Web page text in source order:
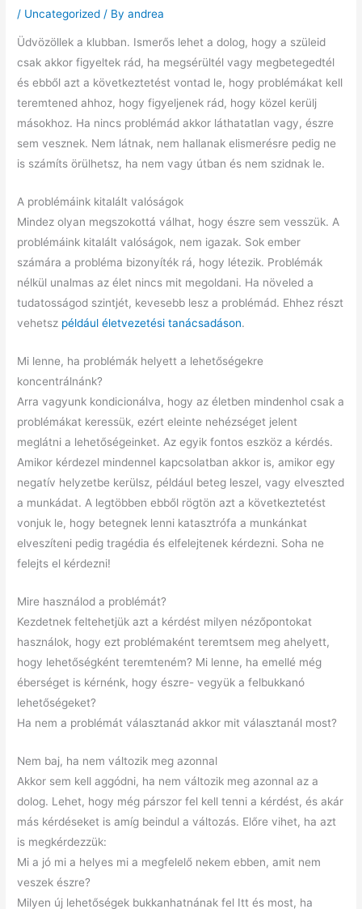
/ Uncategorized / Byandrea
Üdvözöllek a klubban. Ismerős lehet a dolog, hogy a szüleid
csak akkor figyeltek rád, ha megsérültél vagy megbetegedtél
és ebből azt a következtetést vontad le, hogy problémákat kell
teremtened ahhoz, hogy figyeljenek rád, hogy közel kerülj
másokhoz. Ha nincs problémád akkor láthatatlan vagy, észre
sem vesznek. Nem látnak, nem hallanak elismerésre pedig ne
is számíts örülhetsz, ha nem vagy útban és nem szidnak le.
A problémáink kitalált valóságok
Mindez olyan megszokottá válhat, hogy észre sem vesszük. A
problémáink kitalált valóságok, nem igazak. Sok ember
számára a probléma bizonyíték rá, hogy létezik. Problémák
nélkül unalmas az élet nincs mit megoldani. Ha növeled a
tudatosságod szintjét, kevesebb lesz a problémád. Ehhez részt
vehetsz például életvezetési tanácsadáson.
Mi lenne, ha problémák helyett a lehetőségekre
koncentrálnánk?
Arra vagyunk kondicionálva, hogy az életben mindenhol csak a
problémákat keressük, ezért eleinte nehézséget jelent
meglátni a lehetőségeinket. Az egyik fontos eszköz a kérdés.
Amikor kérdezel mindennel kapcsolatban akkor is, amikor egy
negatív helyzetbe kerülsz, például beteg leszel, vagy elveszted
a munkádat. A legtöbben ebből rögtön azt a következtetést
vonjuk le, hogy betegnek lenni katasztrófa a munkánkat
elveszíteni pedig tragédia és elfelejtenek kérdezni. Soha ne
felejts el kérdezni!
Mire használod a problémát?
Kezdetnek feltehetjük azt a kérdést milyen nézőpontokat
használok, hogy ezt problémaként teremtsem meg ahelyett,
hogy lehetőségként teremteném? Mi lenne, ha emellé még
éberséget is kérnénk, hogy észre- vegyük a felbukkanó
lehetőségeket?
Ha nem a problémát választanád akkor mit választanál most?
Nem baj, ha nem változik meg azonnal
Akkor sem kell aggódni, ha nem változik meg azonnal az a
dolog. Lehet, hogy még párszor fel kell tenni a kérdést, és akár
más kérdéseket is amíg beindul a változás. Előre vihet, ha azt
is megkérdezzük:
Mi a jó mi a helyes mi a megfelelő nekem ebben, amit nem
veszek észre?
Milyen új lehetőségek bukkanhatnának fel Itt és most, ha